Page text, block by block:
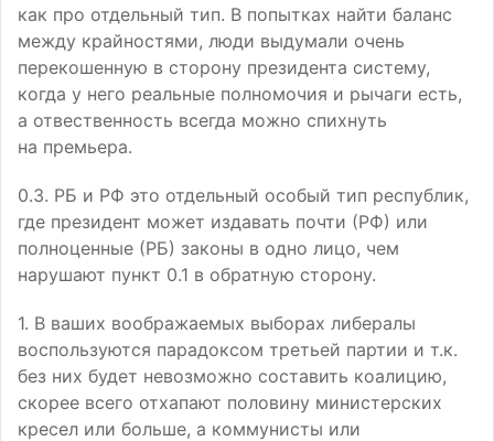
как про отдельный тип. В попытках найти баланс
между крайностями, люди выдумали очень
перекошенную в сторону президента систему,
когда у него реальные полномочия и рычаги есть,
а отвественность всегда можно спихнуть
на премьера.
0.3. РБ и РФ это отдельный особый тип республик,
где президент может издавать почти (РФ) или
полноценные (РБ) законы в одно лицо, чем
нарушают пункт 0.1 в обратную сторону.
1. В ваших воображаемых выборах либералы
воспользуются парадоксом третьей партии и т.к.
без них будет невозможно составить коалицию,
скорее всего отхапают половину министерских
кресел или больше, а коммунисты или